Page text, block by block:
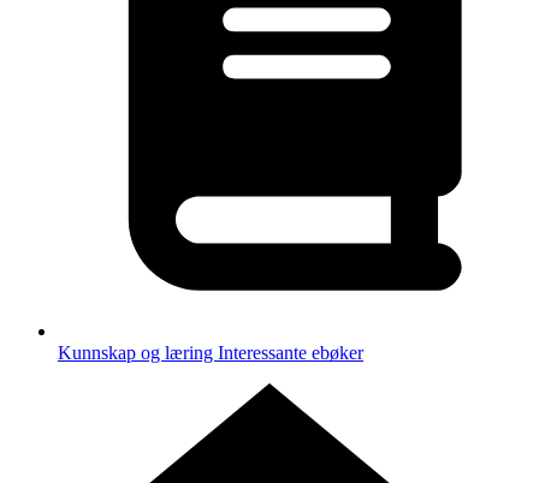
Kunnskap og læring Interessante ebøker